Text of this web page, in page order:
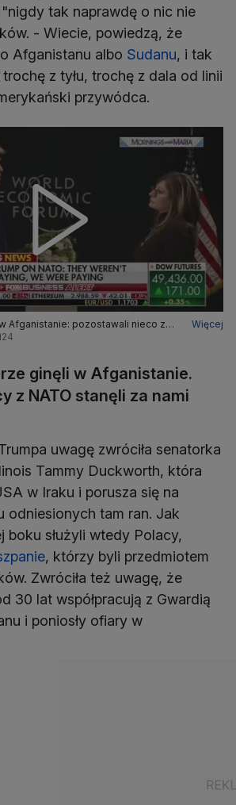
tak naprawdę o nic nie
- Wiecie, powiedzą, że
Afganistanu albo Sudanu, i tak
z tyłu, trochę z dala od linii
przywódca.
Afganistanie: pozostawali nieco z
Więcej
ginęli w Afganistanie.
z NATO stanęli za nami
uwagę zwróciła senatorka
Tammy Duckworth, która
w Iraku i porusza się na
odniesionych tam ran. Jak
boku służyli wtedy Polacy,
, którzy byli przedmiotem
Zwróciła też uwagę, że
30 lat współpracują z Gwardią
i poniosły ofiary w